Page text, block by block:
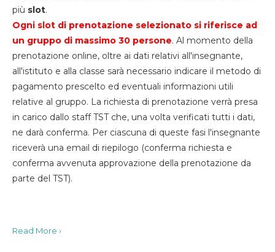
più slot.
Ogni slot di prenotazione selezionato si riferisce ad
un gruppo di massimo 30 persone. Al momento della
prenotazione online, oltre ai dati relativi all'insegnante,
all'istituto e alla classe sarà necessario indicare il metodo di
pagamento prescelto ed eventuali informazioni utili
relative al gruppo. La richiesta di prenotazione verrà presa
in carico dallo staff TST che, una volta verificati tutti i dati,
ne darà conferma. Per ciascuna di queste fasi l'insegnante
riceverà una email di riepilogo (conferma richiesta e
conferma avvenuta approvazione della prenotazione da
parte del TST).
Read More ›